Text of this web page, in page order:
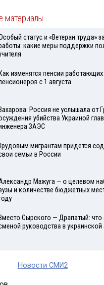
материалы
статус и «Ветеран труда»
какие меры поддержки
Как изменятся пенсии работающих
с 1 августа
Россия не услышала от
убийства Украиной
ЗАЭС
мигрантам придется
семьи в России
Мажуга — о целевом
и количестве бюджетных
Вместо Сырского — Драпатый: что
руководства в украинской
Новости СМИ2